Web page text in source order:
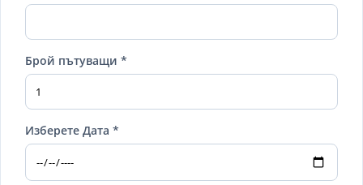
Брой пътуващи *
Изберете Дата *